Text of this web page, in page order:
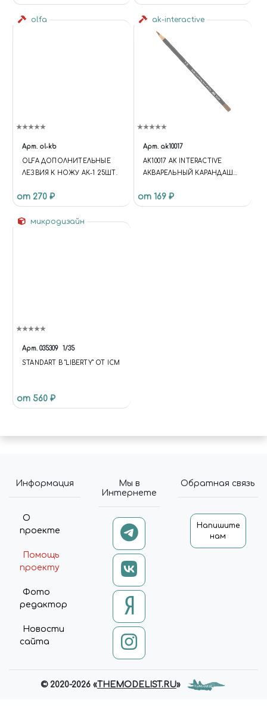
HELICOPTER
(CONSOLIDATED)
olfa
Арт. ol-kb
OLFA ДОПОЛНИТЕЛЬНЫЕ
ЛЕЗВИЯ К НОЖУ АК-1 25ШТ.
от 270 ₽
ak-interactive
Арт. ak10017
AK10017 AK INTERACTIVE
АКВАРЕЛЬНЫЙ КАРАНДАШ
ДЕРЕВА" / WATERCOLOR
PENCIL DARK CHIPPING FOR
от 169 ₽
микродизайн
Арт. 035309 1/35
STANDART B "LIBERTY" ОТ ICM
от 560 ₽
Информация
О
проекте
Помощь
проекту
Фото
редактор
Новости
сайта
Мы в
Интернете
Обратная связь
Напишите
нам
© 2020-2026 «THEMODELIST.RU»